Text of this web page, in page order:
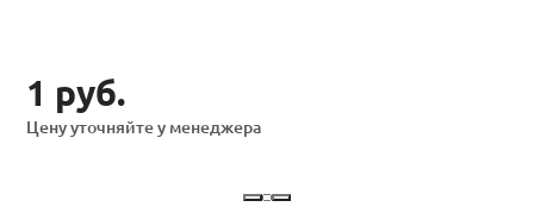
1 руб.
Цену уточняйте у менеджера